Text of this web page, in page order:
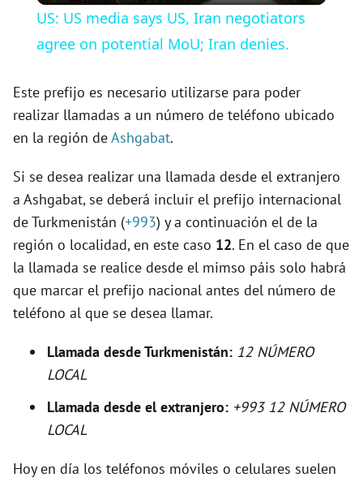
a
y
i
d
e
US: US media says US, Iran negotiators
agree on potential MoU; Iran denies.
Este prefijo es necesario utilizarse para poder
realizar llamadas a un número de teléfono ubicado
en la región deAshgabat.
Si se desea realizar una llamada desde el extranjero
a Ashgabat, se deberá incluir el prefijo internacional
de Turkmenistán (+993) y a continuación el de la
región o localidad, en este caso 12. En el caso de que
la llamada se realice desde el mimso páis solo habrá
que marcar el prefijo nacional antes del número de
teléfono al que se desea llamar.
Llamada desde Turkmenistán: 12 NÚMERO
LOCAL
Llamada desde el extranjero: +993 12 NÚMERO
LOCAL
Hoy en día los teléfonos móviles o celulares suelen